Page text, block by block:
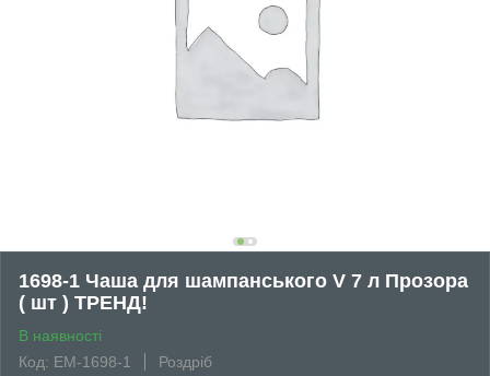
1698-1 Чаша для шампанського V 7 л Прозора
( шт ) ТРЕНД!
В наявності
Код: EM-1698-1
Роздріб